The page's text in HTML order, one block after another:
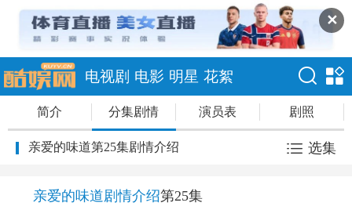
✕
电视剧 电影 明星 花絮
简介 分集剧情 演员表 剧照
亲爱的味道第25集剧情介绍 选集
亲爱的味道剧情介绍第25集